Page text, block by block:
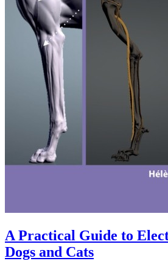
A Practical Guide to
Dogs and Cats